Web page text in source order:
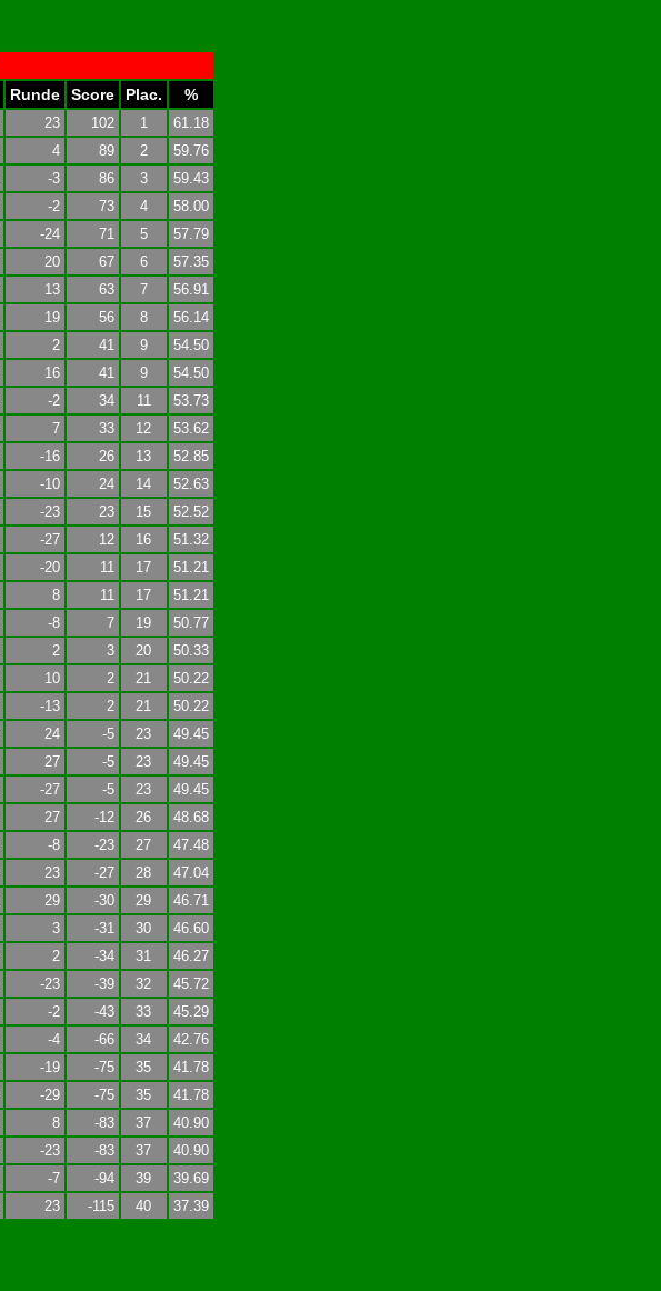
Runde Score Plac. %
23 102 1
61.18
4 89 2
59.76
-3 86 3
59.43
-2 73 4
58.00
-24 71 5
57.79
20 67 6
57.35
13 63 7
56.91
19 56 8
56.14
2 41 9
54.50
16 41 9
54.50
-2 34 11
53.73
7 33 12
53.62
-16 26 13
52.85
-10 24 14
52.63
-23 23 15
52.52
-27 12 16
51.32
-20 11 17
51.21
8 11 17
51.21
-8 7 19
50.77
2 3 20
50.33
10 2 21
50.22
-13 2 21
50.22
24 -5 23
49.45
27 -5 23
49.45
-27 -5 23
49.45
27 -12 26
48.68
-8 -23 27
47.48
23 -27 28
47.04
29 -30 29
46.71
3 -31 30
46.60
2 -34 31
46.27
-23 -39 32
45.72
-2 -43 33
45.29
-4 -66 34
42.76
-19 -75 35
41.78
-29 -75 35
41.78
8 -83 37
40.90
-23 -83 37
40.90
-7 -94 39
39.69
23 -115 40 37.39